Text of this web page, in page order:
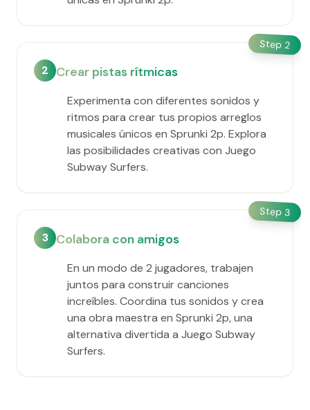
Step 2
2 Crear pistas rítmicas
Experimenta con diferentes sonidos y
ritmos para crear tus propios arreglos
musicales únicos en Sprunki 2p. Explora
las posibilidades creativas con Juego
Subway Surfers.
Step 3
3 Colabora con amigos
En un modo de 2 jugadores, trabajen
juntos para construir canciones
increíbles. Coordina tus sonidos y crea
una obra maestra en Sprunki 2p, una
alternativa divertida a Juego Subway
Surfers.